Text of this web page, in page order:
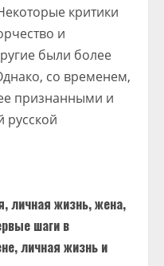
критики
и
были более
со временем,
признанными и
русской
личная жизнь, жена,
шаги в
личная жизнь и